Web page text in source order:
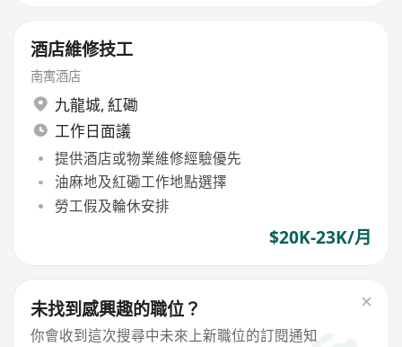
酒店維修技工
南寓酒店
九龍城, 紅磡
工作日面議
提供酒店或物業維修經驗優先
油麻地及紅磡工作地點選擇
勞工假及輪休安排
$20K-23K/月
未找到感興趣的職位？
你會收到這次搜尋中未來上新職位的訂閱通知